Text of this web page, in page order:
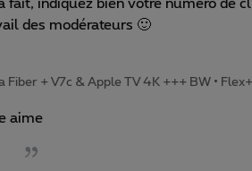
fait, indiquez bien votre numéro de
des modérateurs 🙂
Fiber + V7c & Apple TV 4K +++ BW •
aime